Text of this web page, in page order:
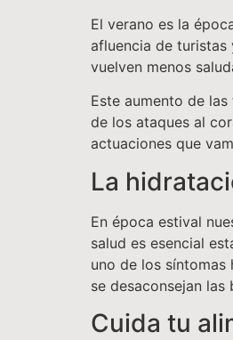
El verano es la
afluencia de turistas
vuelven menos
Este aumento de
de los ataques al
actuaciones que
La
En época estival
salud es esencial
uno de los síntomas
se desaconsejan
Cuida tu